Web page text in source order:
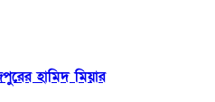
হামিদ মিয়ার